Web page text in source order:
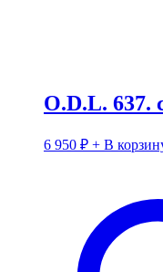
O.D.L. 637.
6 950 ₽ + В